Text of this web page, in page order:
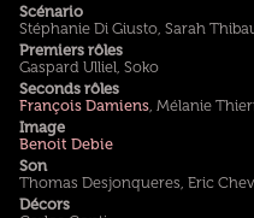
Scénario
Stéphanie Di Giusto, Sarah
Premiers rôles
Gaspard Ulliel, Soko
Seconds rôles
François Damiens, Mélanie
Image
Benoit Debie
Son
Thomas Desjonqueres, Eric
Décors